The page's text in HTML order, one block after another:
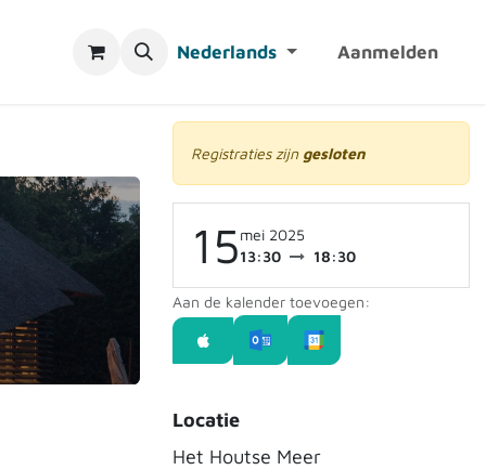
Nederlands Aanmelden
Registraties zijn gesloten
15mei 2025
13:30
18:30
Aan de kalender toevoegen:
Locatie
Het Houtse Meer